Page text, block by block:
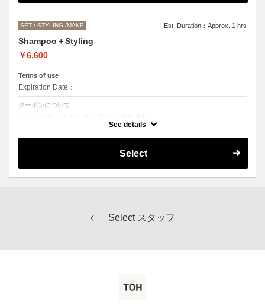
SET / STYLING /MAKE Est. Duration：Approx. 1 hrs
Shampoo＋Styling
￥6,600
Terms of use
Expiration Date：
クーポンについて
スタイリングの内容によってはお値段前後します。
See details
Select
Select スタッフ